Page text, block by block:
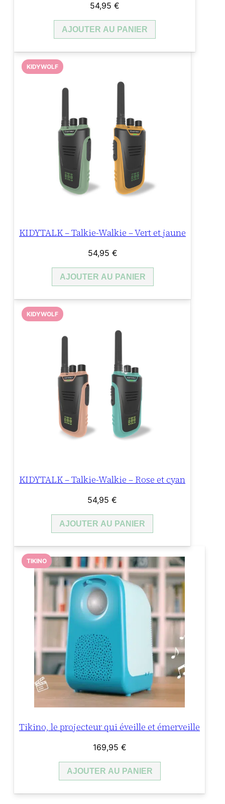
54,95 €
AJOUTER AU PANIER
KIDYTALK – Talkie-Walkie – Vert et jaune
KIDYWOLF
54,95 €
AJOUTER AU PANIER
KIDYTALK – Talkie-Walkie – Rose et cyan
KIDYWOLF
54,95 €
AJOUTER AU PANIER
Tikino, le projecteur qui éveille et émerveille
TIKINO
169,95 €
AJOUTER AU PANIER